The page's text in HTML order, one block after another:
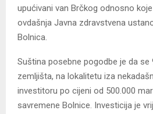
upućivani van Brčkog odnosno
ovdašnja Javna zdravstvena
Bolnica.
Suština posebne pogodbe je da se
zemljišta, na lokalitetu iza
investitoru po cijeni od 500.000
savremene Bolnice. Investicija je